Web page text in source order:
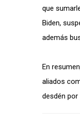
que
Biden,
además
En
aliados
desdén